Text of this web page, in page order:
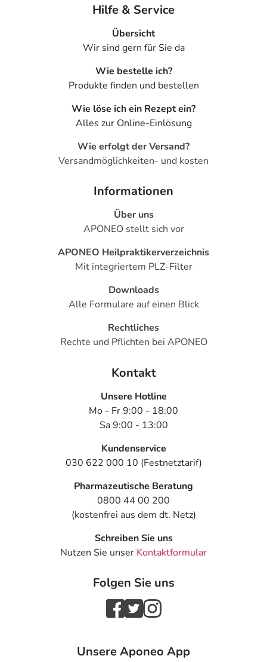
Hilfe & Service
Übersicht
Wir sind gern für Sie da
Wie bestelle ich?
Produkte finden und bestellen
Wie löse ich ein Rezept ein?
Alles zur Online-Einlösung
Wie erfolgt der Versand?
Versandmöglichkeiten- und kosten
Informationen
Über uns
APONEO stellt sich vor
APONEO Heilpraktikerverzeichnis
Mit integriertem PLZ-Filter
Downloads
Alle Formulare auf einen Blick
Rechtliches
Rechte und Pflichten bei APONEO
Kontakt
Unsere Hotline
Mo - Fr 9:00 - 18:00
Sa 9:00 - 13:00
Kundenservice
030 622 000 10 (Festnetztarif)
Pharmazeutische Beratung
0800 44 00 200
(kostenfrei aus dem dt. Netz)
Schreiben Sie uns
Nutzen Sie unser Kontaktformular
Folgen Sie uns
Unsere Aponeo App